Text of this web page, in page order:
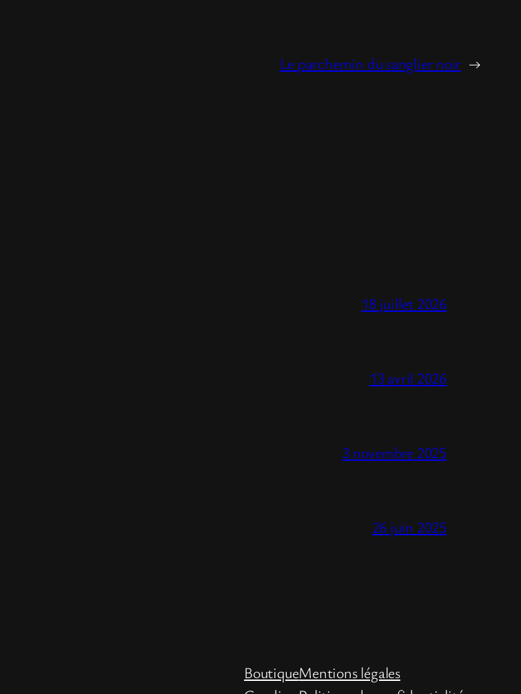
Le parchemin du sanglier noir →
18 juillet 2026
13 avril 2026
3 novembre 2025
26 juin 2025
BoutiqueMentions légales